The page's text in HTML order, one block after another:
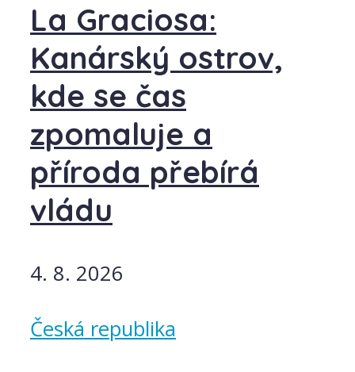
La Graciosa:
Kanárský ostrov,
kde se čas
zpomaluje a
příroda přebírá
vládu
4. 8. 2026
Česká republika